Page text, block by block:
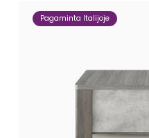
Pagaminta Italijoje